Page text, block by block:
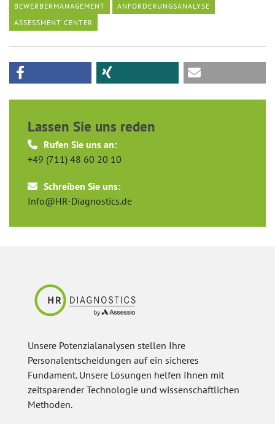
BEWERBERMANAGEMENT
ANFORDERUNGSANALYSE
ASSESSMENT CENTER
Lassen Sie uns reden
Rufen Sie uns an:
+49 (711) 48 60 20 10
Schreiben Sie uns:
Info@HR-Diagnostics.de
Unsere Potenzialanalysen stellen Ihre
Personalentscheidungen auf ein sicheres
Fundament. Unsere Lösungen helfen Ihnen mit
zeitsparender Technologie und wissenschaftlichen
Methoden.